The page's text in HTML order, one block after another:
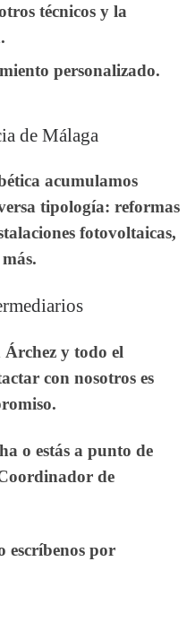
técnicos y la
personalizado.
de Málaga
acumulamos
tipología: reformas
fotovoltaicas,
Árchez y todo el
con nosotros es
o estás a punto de
de
escríbenos por